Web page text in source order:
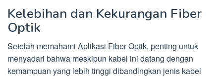
Kelebihan dan Kekurangan Fiber
Optik
Setelah memahami Aplikasi Fiber Optik, penting untuk
menyadari bahwa meskipun kabel ini datang dengan
kemampuan yang lebih tinggi dibandingkan jenis kabel